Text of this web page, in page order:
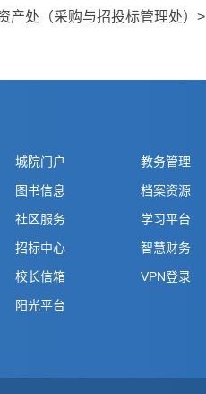
产处（采购与招投标管理处）>
城院门户 教务管理
图书信息
档案资源
社区服务
学习平台
招标中心
智慧财务
校长信箱
VPN登录
阳光平台